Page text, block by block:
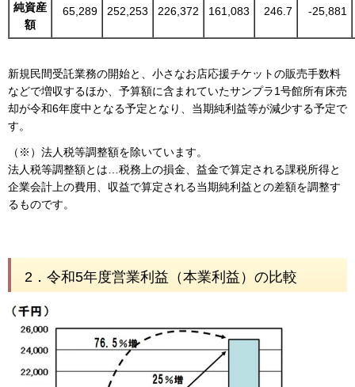
純資産
額
65,289 252,253 226,372 161,083 246.7 -25,881
新規民間受託業務の開始と、小さなお店応援チケットの販売手数料
などで増収するほか、予算額に含まれていたサンプラ1号館所有床売
却が令和6年度中となる予定となり、当期純利益等が減少する予定で
す。
（※）法人税等調整額を除いています。
法人税等調整額とは…税務上の損金、益金で算定される課税所得と
企業会計上の費用、収益で算定される当期純利益との差額を調整す
るものです。
2．令和5年度営業利益（本業利益）の比較